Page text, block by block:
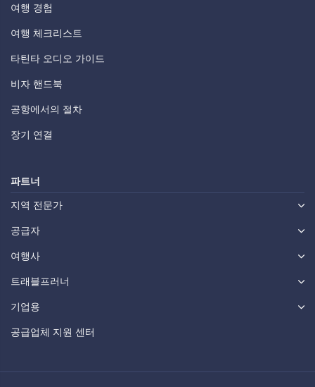
여행 경험
여행 체크리스트
타틴타 오디오 가이드
비자 핸드북
공항에서의 절차
장기 연결
파트너
지역 전문가
공급자
여행사
트래블프러너
기업용
공급업체 지원 센터